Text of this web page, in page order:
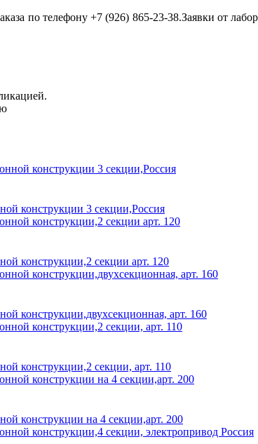
по телефону +7 (926) 865-23-38.Заявки от
конструкции 3 секции,Россия
конструкции,2 секции арт. 120
конструкции,двухсекционная, арт. 160
конструкции,2 секции, арт. 110
конструкции на 4 секции,арт. 200